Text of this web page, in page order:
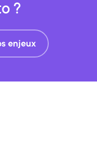
?
enjeux